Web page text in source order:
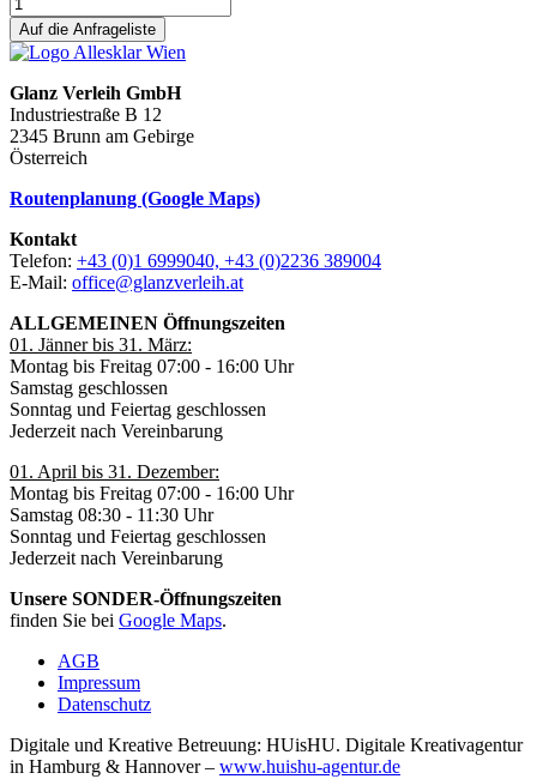
Auf die Anfrageliste
Glanz Verleih GmbH
Industriestraße B 12
2345 Brunn am Gebirge
Österreich
Routenplanung (Google Maps)
Kontakt
Telefon: +43 (0)1 6999040, +43 (0)2236 389004
E-Mail: office@glanzverleih.at
ALLGEMEINEN Öffnungszeiten
01. Jänner bis 31. März:
Montag bis Freitag 07:00 - 16:00 Uhr
Samstag geschlossen
Sonntag und Feiertag geschlossen
Jederzeit nach Vereinbarung
01. April bis 31. Dezember:
Montag bis Freitag 07:00 - 16:00 Uhr
Samstag 08:30 - 11:30 Uhr
Sonntag und Feiertag geschlossen
Jederzeit nach Vereinbarung
Unsere SONDER-Öffnungszeiten
finden Sie bei Google Maps.
AGB
Impressum
Datenschutz
Digitale und Kreative Betreuung: HUisHU. Digitale Kreativagentur
in Hamburg & Hannover – www.huishu-agentur.de